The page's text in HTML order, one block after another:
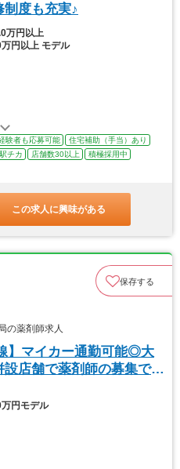
度も充実♪
万円以上
円以上 モデル
験者も応募可能
住宅補助（手当）あり
駅チカ 店舗数30以上
積極採用中
この求人に興味がある
保存する
の薬剤師求人
】マイカー通勤可能◎大
店舗で薬剤師の募集で
万円モデル